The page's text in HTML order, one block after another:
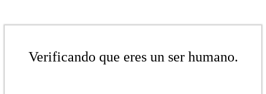
Verificando que eres un ser humano.